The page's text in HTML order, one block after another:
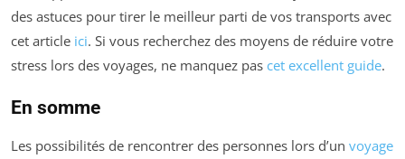
des astuces pour tirer le meilleur parti de vos transports avec
cet article ici. Si vous recherchez des moyens de réduire votre
stress lors des voyages, ne manquez pas cet excellent guide.
En somme
Les possibilités de rencontrer des personnes lors d’un voyage